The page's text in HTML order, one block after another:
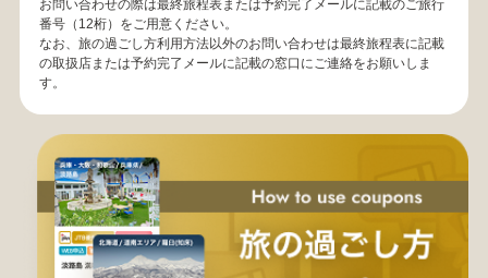
お問い合わせの際は最終旅程表または予約完了メールに記載のご旅行
番号（12桁）をご用意ください。
なお、旅の過ごし方利用方法以外のお問い合わせは最終旅程表に記載
の取扱店または予約完了メールに記載の窓口にご連絡をお願いしま
す。